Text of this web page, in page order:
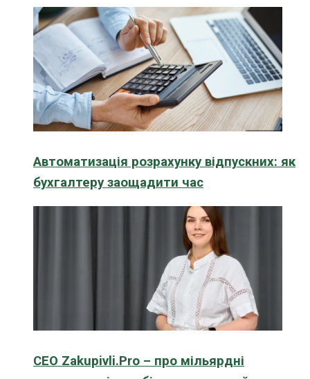
Автоматизація розрахунку відпускних: як
бухгалтеру заощадити час
CEO Zakupivli.Pro – про мільярдні